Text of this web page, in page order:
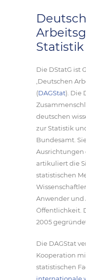
Statistik
Die DStatG ist
‚Deutschen
(DAGStat). Die
deutschen
zur Statistik
Bundesamt.
Ausrichtungen
artikuliert die
statistischen
Anwender
Öffentlichkeit.
2005
Die DAGStat
Kooperation
statistischen
internationale